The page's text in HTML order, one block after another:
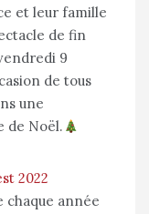
et leur famille
de fin
9
de tous
une
de Noël.
2022
chaque année